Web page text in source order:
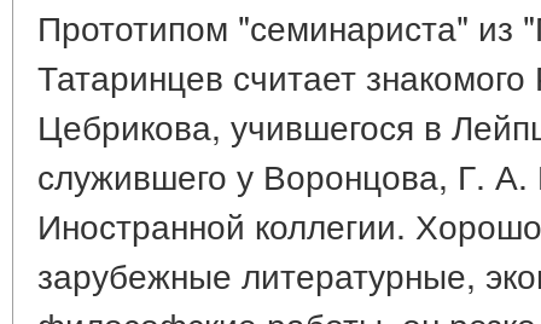
Прототипом "семинариста" из
Татаринцев считает
Цебрикова, учившегося в
служившего у Воронцова, Г.
Иностранной коллегии.
зарубежные литературные,